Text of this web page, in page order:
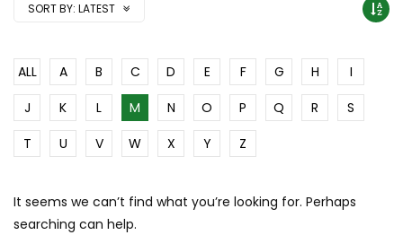
SORT BY: LATEST
ALL A B C D E F G H
I
J
K L M N O P Q R
S
T
U V W X Y Z
It seems we can’t find what you’re looking for. Perhaps
searching can help.